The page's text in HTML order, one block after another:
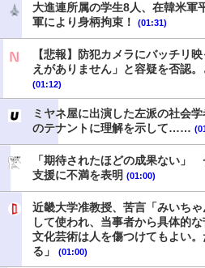
大進連所属の学生8人、在韓米
軍により身柄拘束！
(01:31)
【悲報】防犯カメラにバッチリ
えがありません」と容疑を否認
(01:12)
ミヤネ屋に出演した左派の社会
のテナントに理解を示して……
「期待されたほどの成果ない」
支援に不満を表明 (01:00)
近畿大学准教授、苦言「みいち
して使われ、当事者から具体的な
文化芸術は人を傷つけてもよい
る」
(01:00)